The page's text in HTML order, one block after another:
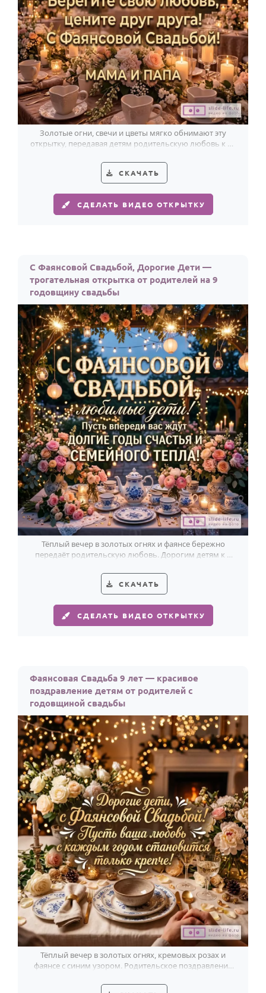
Детям
Все родственники
ПЕРСОНАЛЬНЫЕ
Пожелания
По именам
По годам
Золотые огни, свечи и цветы мягко обнимают эту
открытку, передавая детям родительскую любовь к их
СКАЧАТЬ
СДЕЛАТЬ ВИДЕО ОТКРЫТКУ
С Фаянсовой Свадьбой, Дорогие Дети —
трогательная открытка от родителей на 9
годовщину свадьбы
Тёплый вечер в золотых огнях и фаянсе бережно
передаёт родительскую любовь. Дорогим детям к 9
СКАЧАТЬ
СДЕЛАТЬ ВИДЕО ОТКРЫТКУ
Фаянсовая Свадьба 9 лет — красивое
поздравление детям от родителей с
годовщиной свадьбы
Тёплый вечер в золотых огнях, кремовых розах и
фаянсе с синим узором. Родительское поздравление